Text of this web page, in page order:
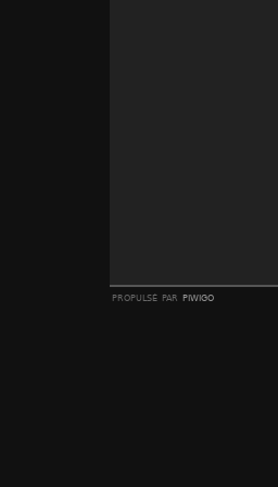
propulsé par piwigo